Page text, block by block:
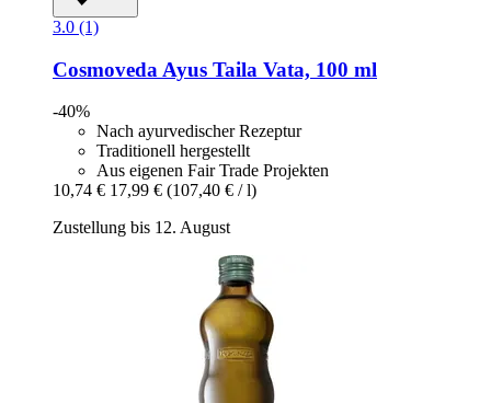
3.0 (1)
Cosmoveda Ayus Taila Vata, 100 ml
-40%
Nach ayurvedischer Rezeptur
Traditionell hergestellt
Aus eigenen Fair Trade Projekten
10,74 € 17,99 € (107,40 € / l)
Zustellung bis 12. August